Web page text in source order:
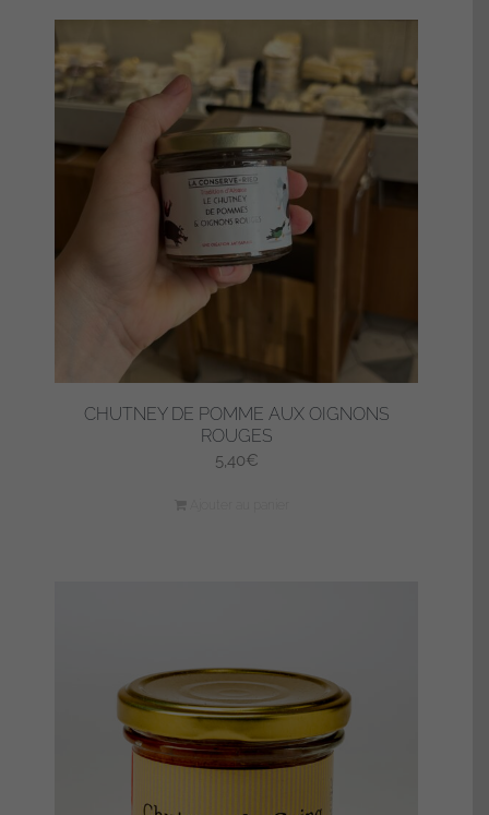
CHUTNEY DE POMME AUX OIGNONS
ROUGES
5,40€